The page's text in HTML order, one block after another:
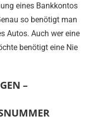
eines Bankkontos
so benötigt man
Autos. Auch wer eine
benötigt eine Nie
–